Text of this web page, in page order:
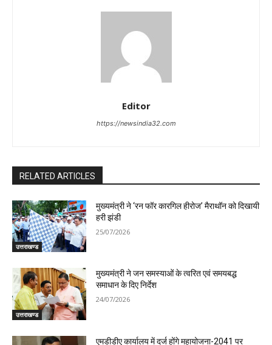
Editor
https://newsindia32.com
RELATED ARTICLES
उत्तराखण्ड
मुख्यमंत्री ने ‘रन फॉर कारगिल हीरोज’ मैराथॉन को दिखायी
हरी झंडी
25/07/2026
उत्तराखण्ड
मुख्यमंत्री ने जन समस्याओं के त्वरित एवं समयबद्ध
समाधान के दिए निर्देश
24/07/2026
एमडीडीए कार्यालय में दर्ज होंगे महायोजना-2041 पर